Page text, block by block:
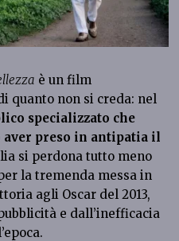
è un film
quanto non si creda: nel
specializzato che
preso in antipatia il
si perdona tutto meno
la tremenda messa in
agli Oscar del 2013,
e dall’inefficacia